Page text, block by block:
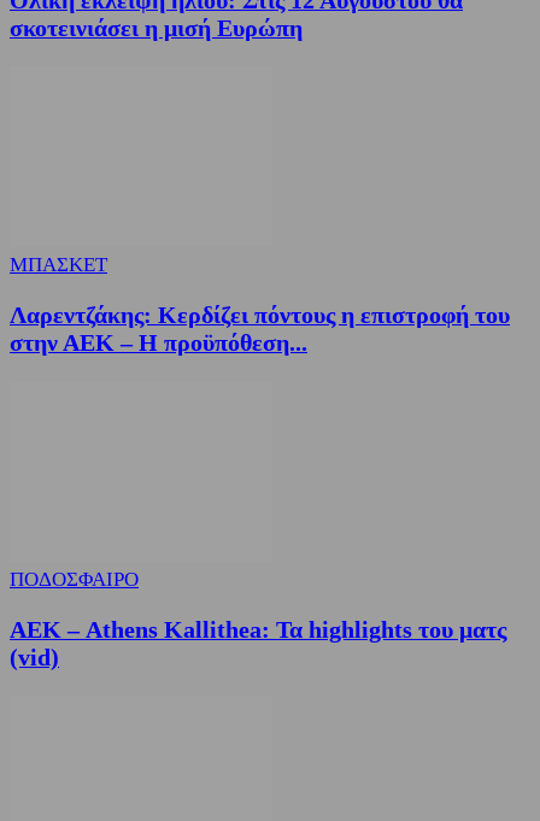
σκοτεινιάσει η μισή Ευρώπη
ΜΠΑΣΚΕΤ
Λαρεντζάκης: Κερδίζει πόντους η επιστροφή του
στην ΑΕΚ – Η προϋπόθεση...
ΠΟΔΟΣΦΑΙΡΟ
ΑΕΚ – Athens Kallithea: Τα highlights του ματς
(vid)